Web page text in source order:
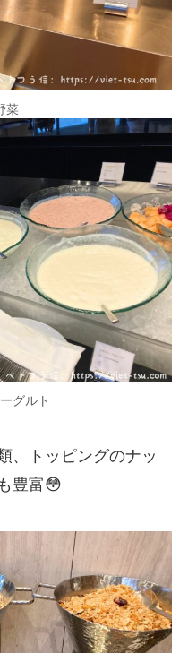
菜
グルト
、トッピングのナッ
豊富😳